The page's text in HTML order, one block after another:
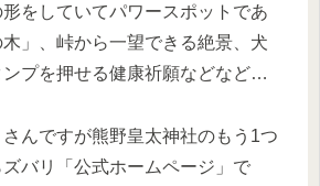
をしていてパワースポットであ
」、峠から一望できる絶景、犬
ンプを押せる健康祈願などなど…
んですが熊野皇太神社のもう1つ
バリ「公式ホームページ」で